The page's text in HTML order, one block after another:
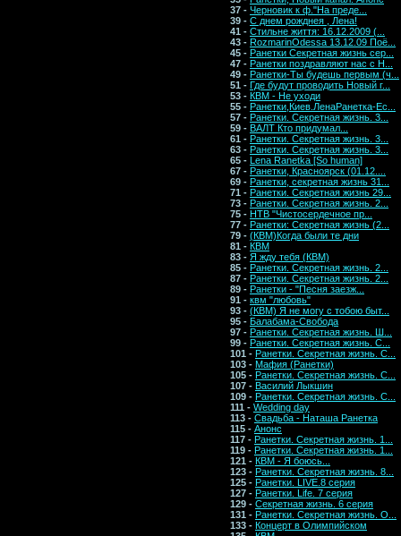
37 - Черновик к ф."На преде...
39 - С днем рожднея , Лена!
41 - Стильне життя: 16.12.2009 (...
43 - RozmarinOdessa 13.12.09 Поё...
45 - Ранетки Секретная жизнь сер...
47 - Ранетки поздравляют нас с Н...
49 - Ранетки-Ты будешь первым (ч...
51 - Где будут проводить Новый г...
53 - КВМ - Не уходи
55 - Ранетки,Киев.ЛенаРанетка-Ес...
57 - Ранетки. Секретная жизнь. 3...
59 - ВАЛТ Кто придумал...
61 - Ранетки. Секретная жизнь. 3...
63 - Ранетки. Секретная жизнь. 3...
65 - Lena Ranetka [So human]
67 - Ранетки, Красноярск (01.12....
69 - Ранетки, секретная жизнь 31...
71 - Ранетки. Секретная жизнь 29...
73 - Ранетки. Секретная жизнь. 2...
75 - НТВ "Чистосердечное пр...
77 - Ранетки: Секретная жизнь (2...
79 - (КВМ)Когда были те дни
81 - КВМ
83 - Я жду тебя (КВМ)
85 - Ранетки. Секретная жизнь. 2...
87 - Ранетки. Секретная жизнь. 2...
89 - Ранетки - "Песня заезж...
91 - квм "любовь"
93 - (КВМ) Я не могу с тобою быт...
95 - Балабама-Свобода
97 - Ранетки. Секретная жизнь. Ш...
99 - Ранетки. Секретная жизнь. С...
101 - Ранетки. Секретная жизнь. С...
103 - Мафия (Ранетки)
105 - Ранетки. Секретная жизнь. С...
107 - Василий Лыкшин
109 - Ранетки. Секретная жизнь. С...
111 - Wedding day
113 - Свадьба - Наташа Ранетка
115 - Анонс
117 - Ранетки. Секретная жизнь. 1...
119 - Ранетки. Секретная жизнь. 1...
121 - КВМ - Я боюсь...
123 - Ранетки. Секретная жизнь. 8...
125 - Ранетки. LIVE.8 серия
127 - Ранетки. Life. 7 серия
129 - Секретная жизнь. 6 серия
131 - Ранетки. Секретная жизнь. О...
133 - Концерт в Олимпийском